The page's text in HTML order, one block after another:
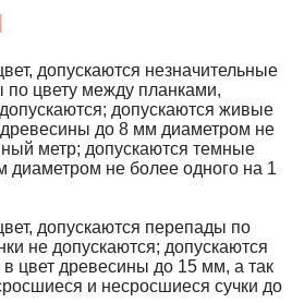
допускаются незначительные
цвету между планками,
допускаются живые
до 8 мм диаметром не
метр; допускаются темные
диаметром не более одного на 1
допускаются перепады по
не допускаются; допускаются
цвет древесины до 15 мм, а так
и несросшиеся сучки до